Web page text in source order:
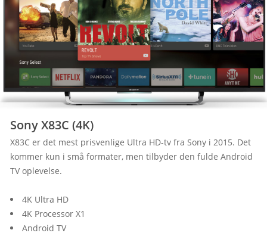
Sony X83C (4K)
X83C er det mest prisvenlige Ultra HD-tv fra Sony i 2015. Det
kommer kun i små formater, men tilbyder den fulde Android
TV oplevelse.
4K Ultra HD
4K Processor X1
Android TV